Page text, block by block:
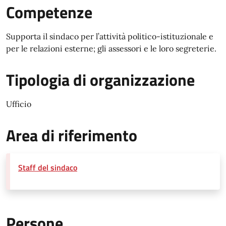
Competenze
Supporta il sindaco per l’attività politico-istituzionale e
per le relazioni esterne; gli assessori e le loro segreterie.
Tipologia di organizzazione
Ufficio
Area di riferimento
Staff del sindaco